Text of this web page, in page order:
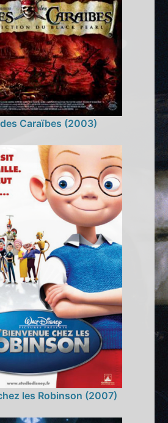
Caraïbes (2003)
les Robinson (2007)